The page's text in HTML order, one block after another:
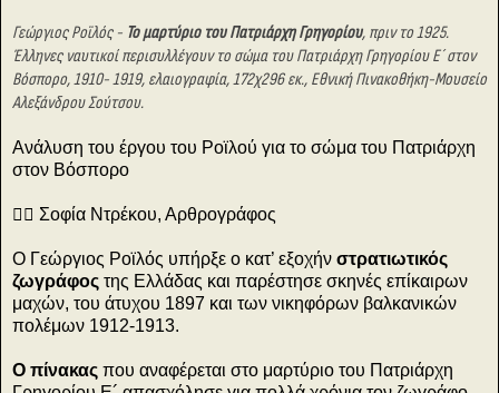
Γεώργιος Ροϊλός - Το μαρτύριο του Πατριάρχη Γρηγορίου, πριν το 1925.
Έλληνες ναυτικοί περισυλλέγουν το σώμα του Πατριάρχη Γρηγορίου Ε´ στον
Βόσπορο, 1910- 1919, ελαιογραφία, 172χ296 εκ., Εθνική Πινακοθήκη-Μουσείο
Αλεξάνδρου Σούτσου.
Ανάλυση του έργου του Ροϊλού για το σώμα του Πατριάρχη
στον Βόσπορο
✍🏻 Σοφία Ντρέκου, Αρθρογράφος
Ο Γεώργιος Ροϊλός υπήρξε ο κατ’ εξοχήν στρατιωτικός
ζωγράφος της Ελλάδας και παρέστησε σκηνές επίκαιρων
μαχών, του άτυχου 1897 και των νικηφόρων βαλκανικών
πολέμων 1912-1913.
Ο πίνακας που αναφέρεται στο μαρτύριο του Πατριάρχη